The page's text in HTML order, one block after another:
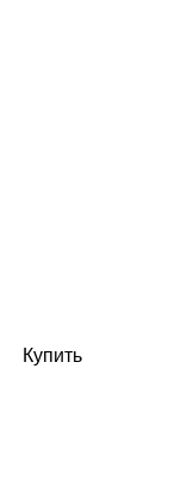
Купить